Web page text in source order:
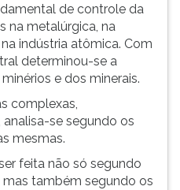
de controle da
na metalúrgica, na
indústria atômica. Com
determinou-se a
e dos minerais.
complexas,
se segundo os
mesmas.
feita não só segundo
também segundo os